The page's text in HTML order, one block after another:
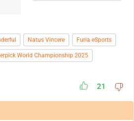
Natus Vincere Furia eSports
World Championship 2025
21